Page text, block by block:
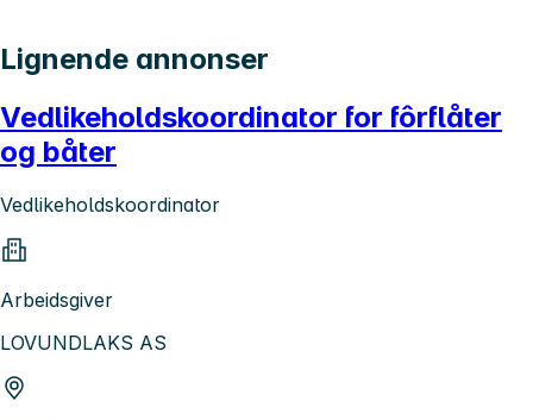
Lignende annonser
Vedlikeholdskoordinator for fôrflåter
og båter
Vedlikeholdskoordinator
Arbeidsgiver
LOVUNDLAKS AS